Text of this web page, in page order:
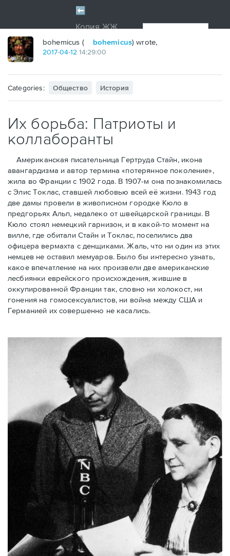
bohemicus ( bohemicus) wrote,
2017-04-12 14:29:00
Categories: Общество История
Их борьба: Патриоты и
коллаборанты
Американская писательница Гертруда Стайн, икона
авангардизма и автор термина «потерянное поколение»,
жила во Франции с 1902 года. В 1907-м она познакомилась
с Элис Токлас, ставшей любовью всей её жизни. 1943 год
две дамы провели в живописном городке Кюло в
предгорьях Альп, недалеко от швейцарской границы. В
Кюло стоял немецкий гарнизон, и в какой-то момент на
вилле, где обитали Стайн и Токлас, поселились два
офицера вермахта с денщиками. Жаль, что ни один из этих
немцев не оставил мемуаров. Было бы интересно узнать,
какое впечатление на них произвели две американские
лесбиянки еврейского происхождения, жившие в
оккупированной Франции так, словно ни холокост, ни
гонения на гомосексуалистов, ни война между США и
Германией их совершенно не касались.